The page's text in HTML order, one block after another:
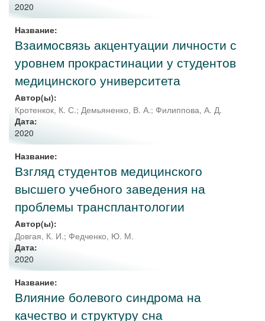
2020
Название:
Взаимосвязь акцентуации личности с
уровнем прокрастинации у студентов
медицинского университета
Автор(ы):
Кротенкок, К. С.; Демьяненко, В. А.; Филиппова, А. Д.
Дата:
2020
Название:
Взгляд студентов медицинского
высшего учебного заведения на
проблемы трансплантологии
Автор(ы):
Довгая, К. И.; Федченко, Ю. М.
Дата:
2020
Название:
Влияние болевого синдрома на
качество и структуру сна